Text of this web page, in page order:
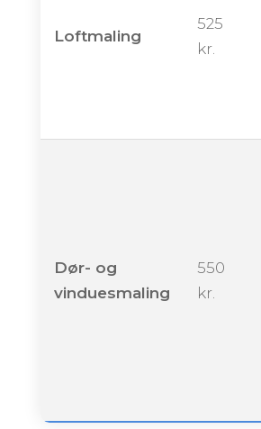
Loftmaling
525
kr.
Dør- og
vinduesmaling
550
kr.